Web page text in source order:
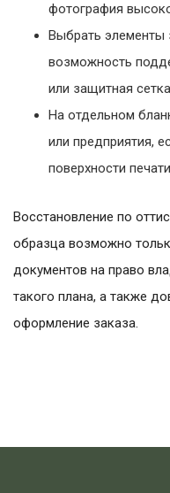
фотография
Выбрать элементы
возможность
или защитная
На отдельном
или предприятия,
поверхности
Восстановление по
образца возможно
документов на право
такого плана, а также
оформление заказа.